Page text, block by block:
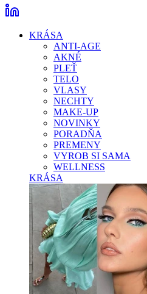
KRÁSA
ANTI-AGE
AKNÉ
PLEŤ
TELO
VLASY
NECHTY
MAKE-UP
NOVINKY
PORADŇA
PREMENY
VYROB SI SAMA
WELLNESS
KRÁSA